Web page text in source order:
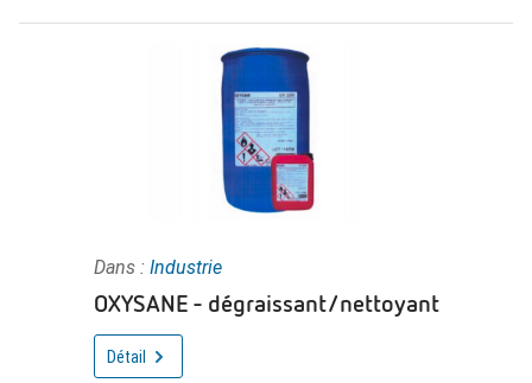
Dans : Industrie
OXYSANE - dégraissant/nettoyant
Détail